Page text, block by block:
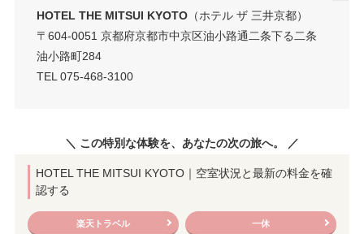
HOTEL THE MITSUI KYOTO（ホテル ザ 三井京都）
〒604-0051 京都府京都市中京区油小路通二条下る二条
油小路町284
TEL 075-468-3100
＼ この特別な体験を、あなたの次の旅へ。 ／
HOTEL THE MITSUI KYOTO｜空室状況と最新の料金を確
認する
楽天トラベル 一休